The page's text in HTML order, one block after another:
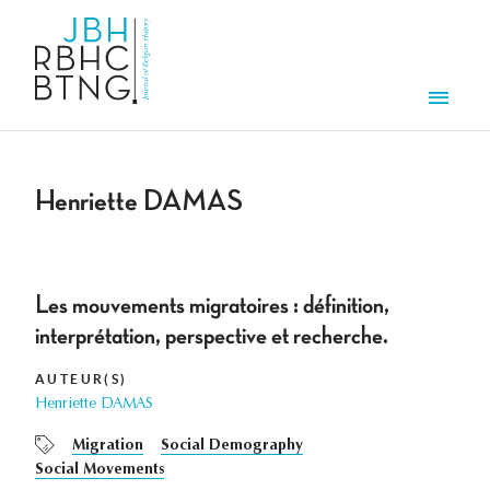
Henriette DAMAS
Les mouvements migratoires : définition,
interprétation, perspective et recherche.
AUTEUR(S)
Henriette DAMAS
Migration
Social Demography
Social Movements